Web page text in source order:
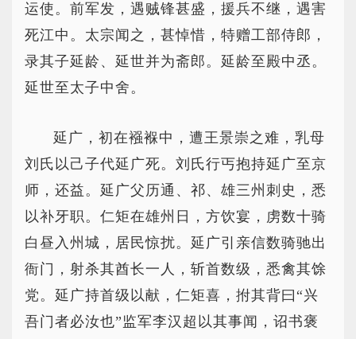
运使。前军发，遇贼锋甚盛，援兵不继，遇害
死江中。太宗闻之，甚悼惜，特赠工部侍郎，
录其子延龄、延世并为斋郎。延龄至殿中丞。
延世至太子中舍。
延广，初在襁褓中，遭王景崇之难，乳母
刘氏以己子代延广死。刘氏行丐抱持延广至京
师，还益。延广父历通、祁、雄三州刺史，悉
以补牙职。仁矩在雄州日，方饮宴，虏数十骑
白昼入州城，居民惊扰。延广引亲信数骑驰出
衙门，射杀其酋长一人，斩首数级，悉禽其馀
党。延广持首级以献，仁矩喜，拊其背曰“兴
吾门者必汝也”监军李汉超以其事闻，诏书褒